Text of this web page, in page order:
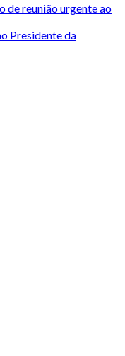
reunião urgente ao
Presidente da